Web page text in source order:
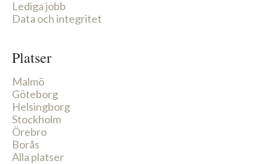
Lediga jobb
Data och integritet
Platser
Malmö
Göteborg
Helsingborg
Stockholm
Örebro
Borås
Alla platser